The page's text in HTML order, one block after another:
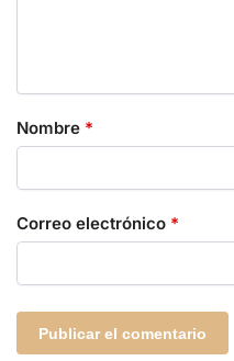
Nombre *
Correo electrónico *